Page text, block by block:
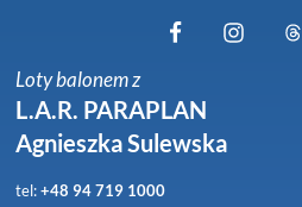
Loty balonem z
L.A.R. PARAPLAN
Agnieszka Sulewska
tel:+48 94 719 1000